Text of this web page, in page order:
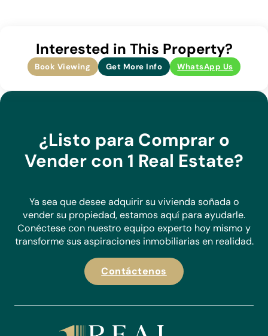
En 1 Real Estate, nos enfocamos exclusivamente en
propiedades listadas directamente con nosotros, lo que nos
permite construir relaciones sólidas con nuestros
conocimiento profundo de las áreas a las que servimos.
perfecta para sus necesidades.
Haga una consulta hoy y descubra por qué nos destacamos
como el agente elegido por compradores y vendedores en
Interested in This Property?
Book Viewing Get More Info WhatsApp Us
¿Listo para Comprar o
Vender con 1 Real Estate?
Ya sea que desee adquirir su vivienda soñada o
vender su propiedad, estamos aquí para ayudarle.
Conéctese con nuestro equipo experto hoy mismo y
transforme sus aspiraciones inmobiliarias en realidad.
Contáctenos